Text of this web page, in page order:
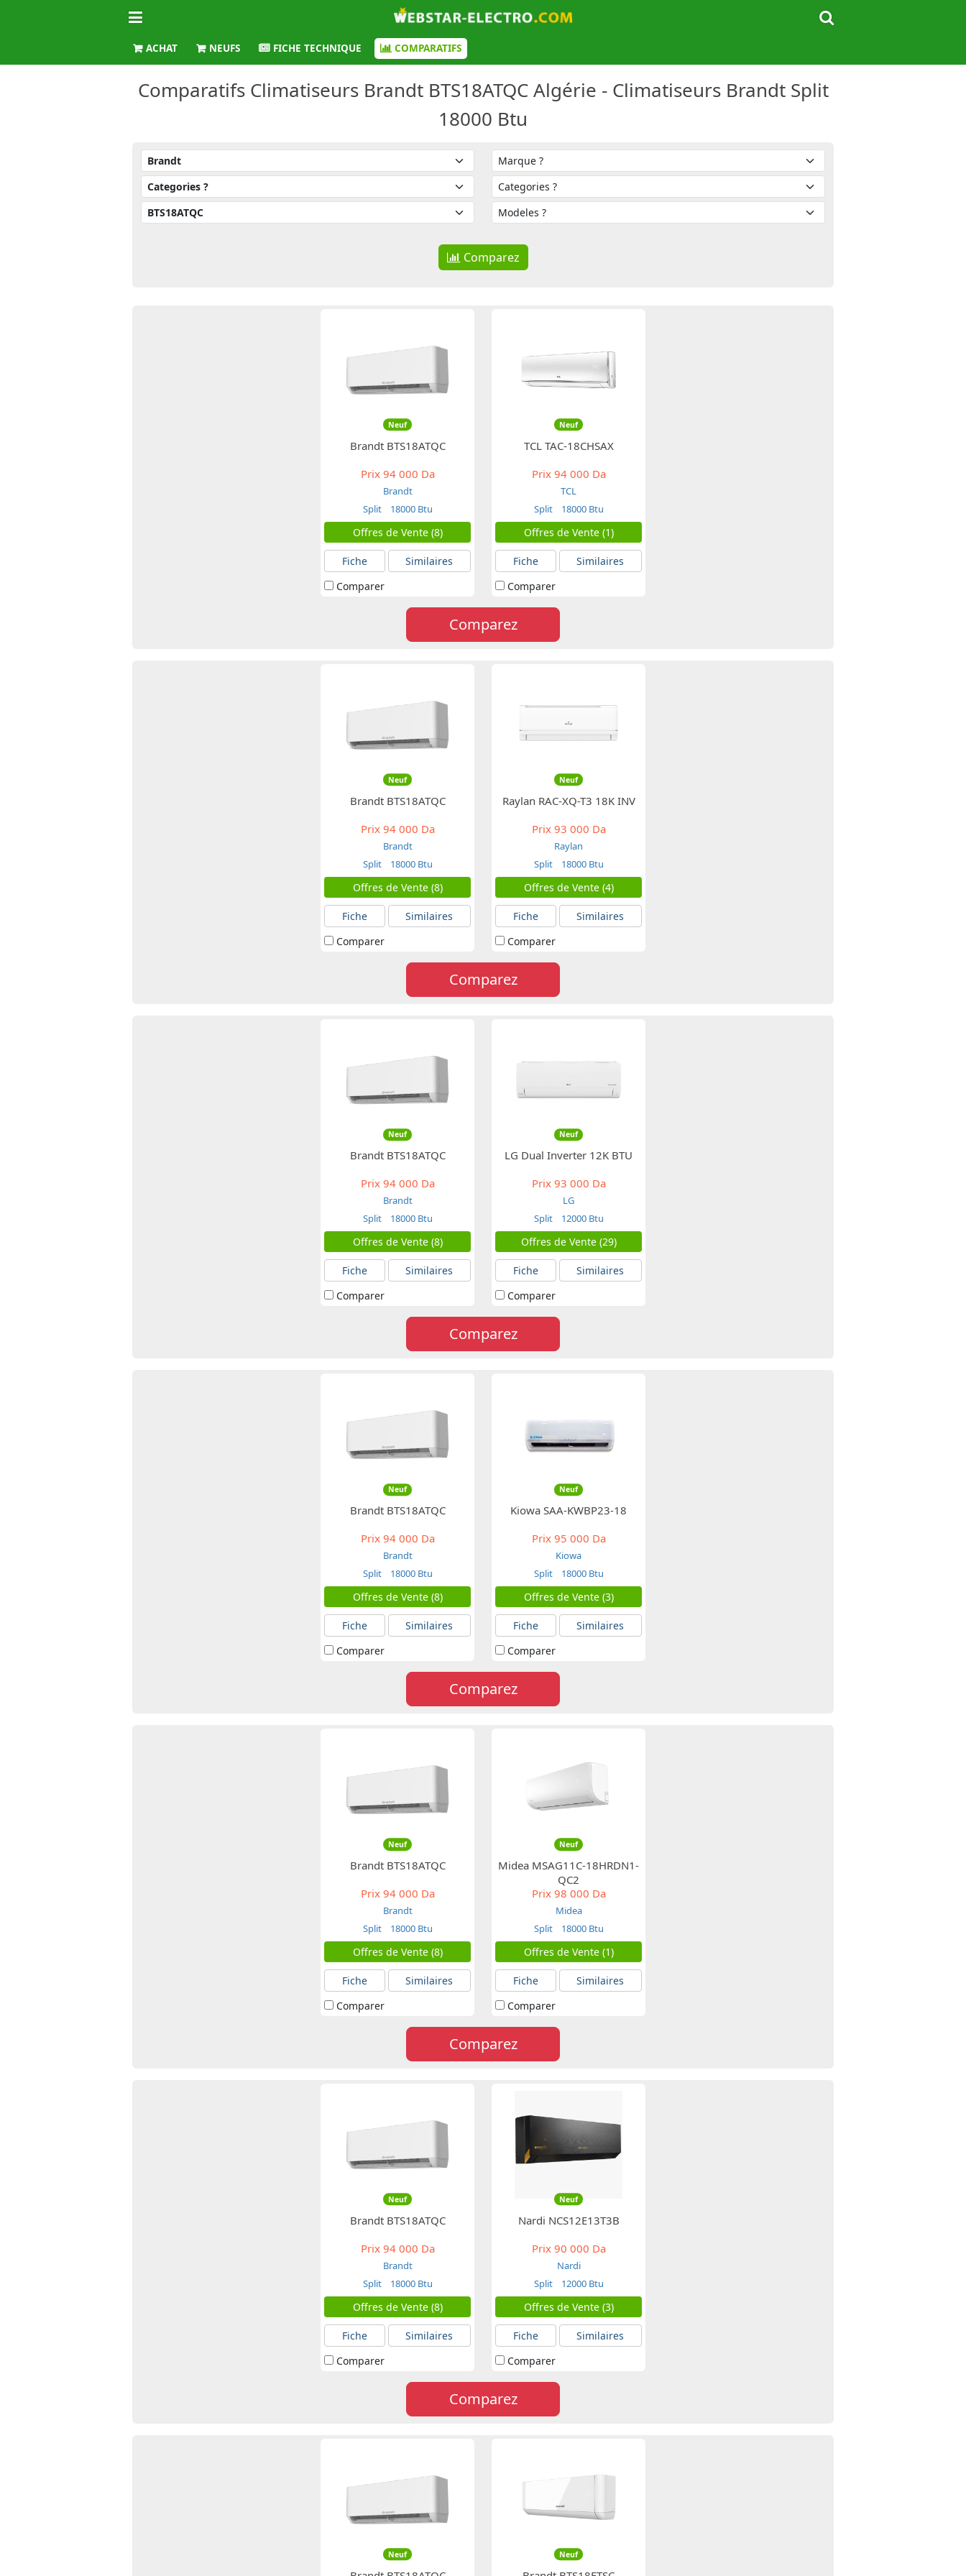
ACHAT NEUFS FICHE TECHNIQUE COMPARATIFS
Comparatifs Climatiseurs Brandt BTS18ATQC Algérie - Climatiseurs Brandt Split
18000 Btu
Comparez
Neuf
Brandt BTS18ATQC
Prix94 000 Da
Brandt
Split
18000 Btu
Offres de Vente (8)
Fiche
Similaires
Comparer
Neuf
TCL TAC-18CHSAX
Prix94 000 Da
TCL
Split
18000 Btu
Offres de Vente (1)
Fiche
Similaires
Comparer
Comparez
Neuf
Brandt BTS18ATQC
Prix94 000 Da
Brandt
Split
18000 Btu
Offres de Vente (8)
Fiche
Similaires
Comparer
Neuf
Raylan RAC-XQ-T3 18K INV
Prix93 000 Da
Raylan
Split
18000 Btu
Offres de Vente (4)
Fiche
Similaires
Comparer
Comparez
Neuf
Brandt BTS18ATQC
Prix94 000 Da
Brandt
Split
18000 Btu
Offres de Vente (8)
Fiche
Similaires
Comparer
Neuf
LG Dual Inverter 12K BTU
Prix93 000 Da
LG
Split
12000 Btu
Offres de Vente (29)
Fiche
Similaires
Comparer
Comparez
Neuf
Brandt BTS18ATQC
Prix94 000 Da
Brandt
Split
18000 Btu
Offres de Vente (8)
Fiche
Similaires
Comparer
Neuf
Kiowa SAA-KWBP23-18
Prix95 000 Da
Kiowa
Split
18000 Btu
Offres de Vente (3)
Fiche
Similaires
Comparer
Comparez
Neuf
Brandt BTS18ATQC
Prix94 000 Da
Brandt
Split
18000 Btu
Offres de Vente (8)
Fiche
Similaires
Comparer
Neuf
Midea MSAG11C-18HRDN1-
QC2
Prix98 000 Da
Midea
Split
18000 Btu
Offres de Vente (1)
Fiche
Similaires
Comparer
Comparez
Neuf
Brandt BTS18ATQC
Prix94 000 Da
Brandt
Split
18000 Btu
Offres de Vente (8)
Fiche
Similaires
Comparer
Neuf
Nardi NCS12E13T3B
Prix90 000 Da
Nardi
Split
12000 Btu
Offres de Vente (3)
Fiche
Similaires
Comparer
Comparez
Neuf Neuf